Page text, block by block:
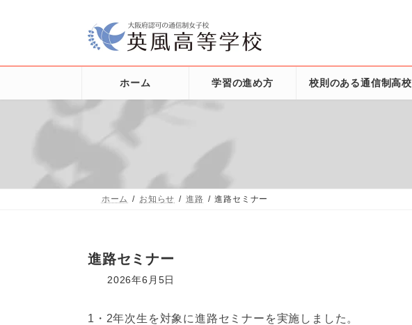
ツ
シ
ホーム 学習の進め方 校則のある通信制高校
ホーム お知らせ 進路 進路セミナー
進路セミナー
2026年6月5日
1・2年次生を対象に進路セミナーを実施しました。